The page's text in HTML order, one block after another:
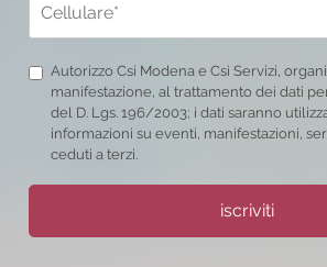
Autorizzo Csi Modena e Csi Servizi,
manifestazione, al trattamento dei dati
del D. Lgs. 196/2003; i dati saranno
informazioni su eventi, manifestazioni,
ceduti a terzi.
iscriviti